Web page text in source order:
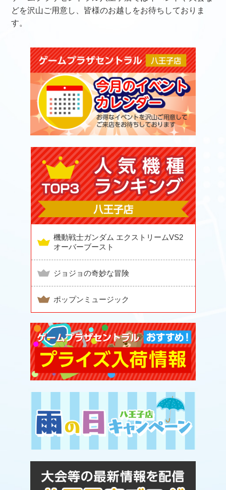
どを沢山ご用意し、皆様のお越しをお待ちしておりま
す。
機動戦士ガンダム エクストリームVS2
オーバーブースト
ジョジョの奇妙な冒険
ポップンミュージック